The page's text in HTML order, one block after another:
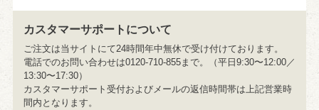
カスタマーサポートについて
ご注文は当サイトにて24時間年中無休で受け付けております。
電話でのお問い合わせは0120-710-855まで。（平日9:30〜12:00／
13:30〜17:30）
カスタマーサポート受付およびメールの返信時間帯は上記営業時
間内となります。